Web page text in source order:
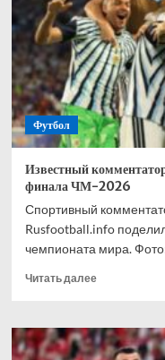
переходом
в
«Торонто»
Футбол
Известный
финала ЧМ-2026
Спортивный
Rusfootball.info
чемпионата мира.
Читать далееПрочитать
Известный
комментатор